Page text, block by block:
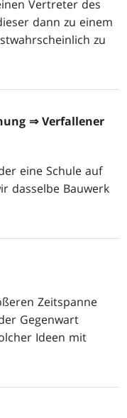
Vertreter des
dann zu einem
zu
⇒ Verfallener
eine Schule auf
dasselbe Bauwerk
Zeitspanne
Gegenwart
Ideen mit